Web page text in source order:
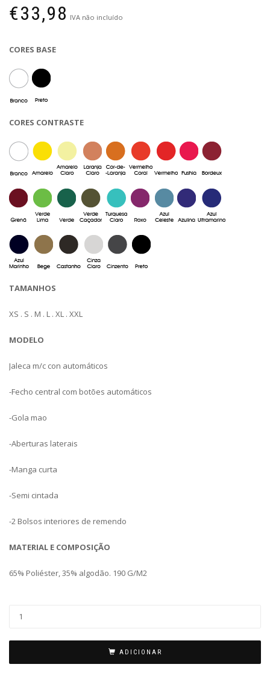
€33,98 IVA não incluído
CORES BASE
CORES CONTRASTE
TAMANHOS
XS . S . M . L . XL . XXL
MODELO
Jaleca m/c con automáticos
-Fecho central com botões automáticos
-Gola mao
-Aberturas laterais
-Manga curta
-Semi cintada
-2 Bolsos interiores de remendo
MATERIAL E COMPOSIÇÃO
65% Poliéster, 35% algodão. 190 G/M2
ADICIONAR